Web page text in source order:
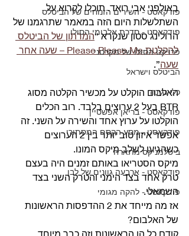
פודקאסט - השירים הזנוחים של הביטלס
פודקאסט - סדרת אלבומי הסולו
פרויקט הסולו של מקרטני
הביטלס וישראל
כלי נגינה
פודקאסט - בריאן אפשטיין
פודקאסט - מסע הקסם המסתורי
ביטלמניקס מתארח
פודקאסט - ארבעה גוונים של לבן
פודקאסט - להקה מגומי
באולפני אבי רואד. תוכלו לקרוא על
השתלשלות היום הזה במאמר שתרגמנו של
הרולינג סטון שנקרא “המרתון של הביטלס
להקלטת Please Please Me – שעה אחר
שעה”.
האלבום הוקלט על מכשיר הקלטה מסוג
BTR בעל 2 ערוצים בלבד. רוב הכלים
הוקלטו על ערוץ אחד והשירה על השני. זה
אפשר איזון טוב יותר בין 2 הערוצים
כשהגיעו לשלב מיקס המונו.
מיקס הסטריאו באותם זמנים היה בעצם
טרק אחד בצד הימני והטרק השני בצד
השמאלי.
אז מה מייחד את 2 ההדפסות הראשונות
של האלבום?
קודם כל הן הראשונות וזה כבר מיוחד,